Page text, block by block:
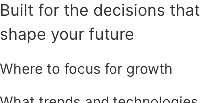
Built for the decisions that
shape your future
Where to focus for growth